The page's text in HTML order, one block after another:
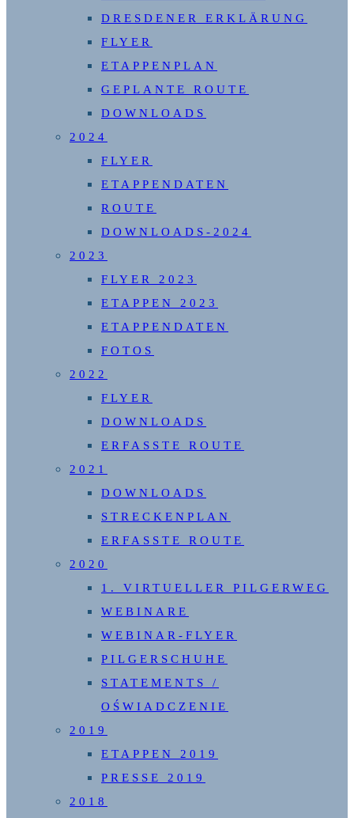
DRESDENER ERKLÄRUNG
FLYER
ETAPPENPLAN
GEPLANTE ROUTE
DOWNLOADS
2024
FLYER
ETAPPENDATEN
ROUTE
DOWNLOADS-2024
2023
FLYER 2023
ETAPPEN 2023
ETAPPENDATEN
FOTOS
2022
FLYER
DOWNLOADS
ERFASSTE ROUTE
2021
DOWNLOADS
STRECKENPLAN
ERFASSTE ROUTE
2020
1. VIRTUELLER PILGERWEG
WEBINARE
WEBINAR-FLYER
PILGERSCHUHE
STATEMENTS /
OŚWIADCZENIE
2019
ETAPPEN 2019
PRESSE 2019
2018